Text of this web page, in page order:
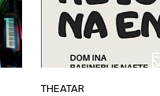
THEATAR